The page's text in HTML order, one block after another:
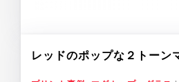
レッドのポップな２トーン